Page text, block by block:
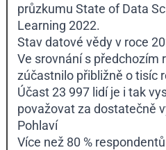
průzkumu State of Data
Learning 2022.
Stav datové vědy v roce
Ve srovnání s předchozím
zúčastnilo přibližně o tisíc
Účast 23 997 lidí je i tak
považovat za dostatečně
Pohlaví
Více než 80 %